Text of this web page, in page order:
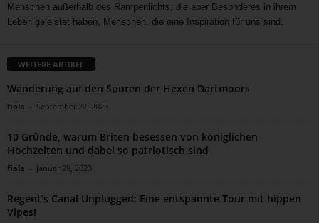
Menschen außerhalb des Rampenlichts, die aber Besonderes in ihrem
Leben geleistet haben, Menschen, die eine Inspiration für uns sind.
WEITERE ARTIKEL
Wanderung auf den Spuren der Hexen Dartmoors
fiala - September 22, 2025
10 Gründe, warum Briten besessen von königlichen
Hochzeiten und dabei so patriotisch sind
fiala - Januar 29, 2023
Regent’s Canal Unplugged: Eine entspannte Tour mit hippen
Vipes!